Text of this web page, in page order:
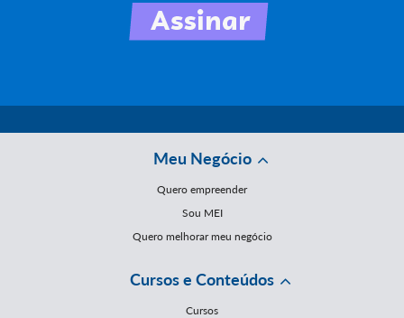
Meu Negócio
Quero empreender
Sou MEI
Quero melhorar meu negócio
Cursos e Conteúdos
Cursos